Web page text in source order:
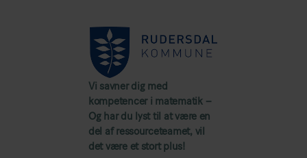
Vi savner dig med
kompetencer i matematik –
Og har du lyst til at være en
del af ressourceteamet, vil
det være et stort plus!